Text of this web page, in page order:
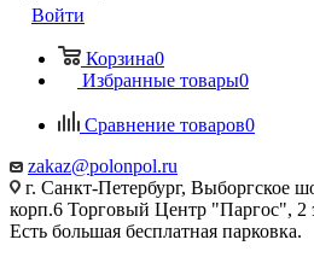
Войти
Корзина0
Избранные товары0
Сравнение товаров0
zakaz@polonpol.ru
г. Санкт-Петербург, Выборгское
корп.6 Торговый Центр "Паргос", 2
Есть большая бесплатная парковка.